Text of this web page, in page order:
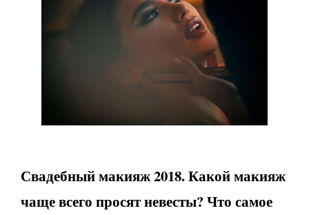
Свадебный макияж 2018. Какой макияж
чаще всего просят невесты? Что самое